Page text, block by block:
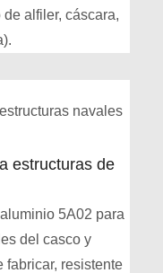
alfiler, cáscara,
estructuras de
5A02 para
del casco y
fabricar, resistente